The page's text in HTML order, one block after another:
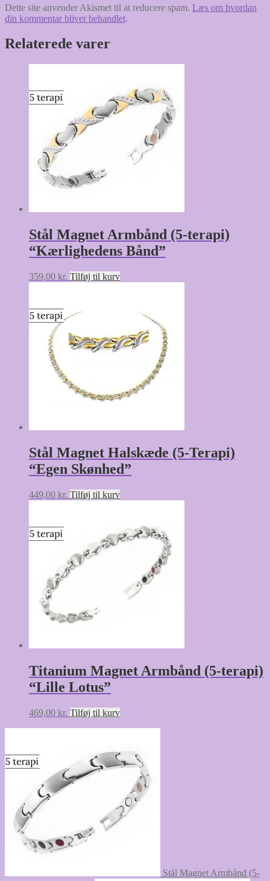
Dette site anvender Akismet til at reducere spam. Læs om hvordan
din kommentar bliver behandlet.
Relaterede varer
Stål Magnet Armbånd (5-terapi)
“Kærlighedens Bånd”
359,00 kr. Tilføj til kurv
Stål Magnet Halskæde (5-Terapi)
“Egen Skønhed”
449,00 kr. Tilføj til kurv
Titanium Magnet Armbånd (5-terapi)
“Lille Lotus”
469,00 kr. Tilføj til kurv
Stål Magnet Armbånd (5-